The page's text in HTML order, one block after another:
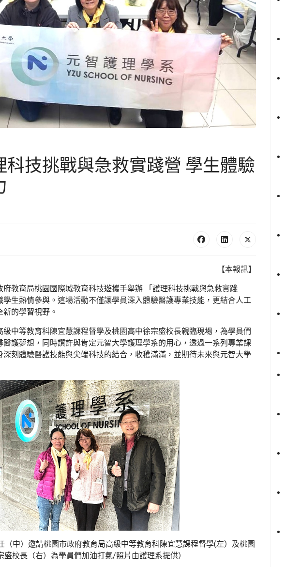
科技挑戰與急救實踐營 學生體驗
【本報訊】
教育局桃園國際城教育科技遊攜手舉辦 「護理科技挑戰與急救實踐
生熱情參與。這場活動不僅讓學員深入體驗醫護專業技能，更結合人工
的學習視野。
中等教育科陳宜慧課程督學及桃園高中徐宗盛校長親臨現場，為學員們
護夢想，同時讚許與肯定元智大學護理學系的用心，透過一系列專業課
刻體驗醫護技能與尖端科技的結合，收穫滿滿，並期待未來與元智大學
（中）邀請桃園市政府教育局高級中等教育科陳宜慧課程督學(左）及桃園
盛校長（右）為學員們加油打氣/照片由護理系提供）